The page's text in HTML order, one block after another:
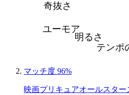
テンポ
明るさ
ユーモア
奇抜さ
マッチ度 96%
映画プリキュアオールスター